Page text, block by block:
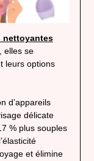
nettoyantes
elles se
leurs options
d’appareils
délicate
% plus souples
et élimine